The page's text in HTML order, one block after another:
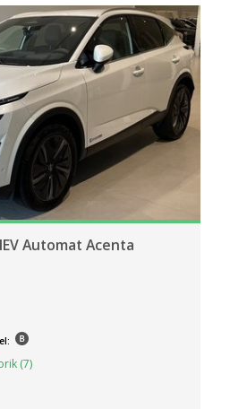
Automat Acenta
(7)